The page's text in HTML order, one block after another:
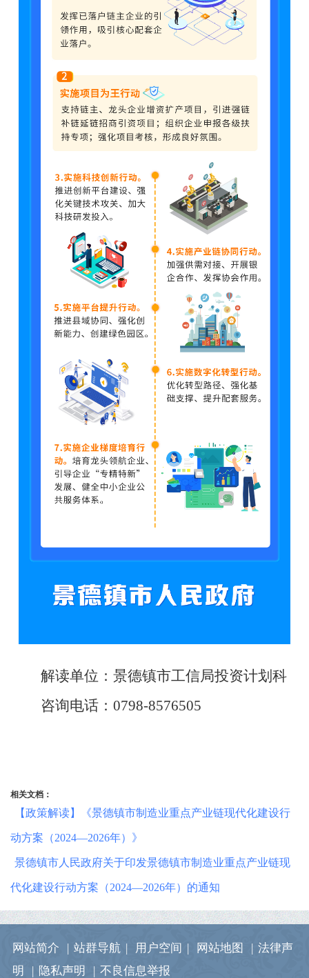
解读单位：景德镇市工信局投资计划科
咨询电话： 0798-8576505
相关文档：
【政策解读】《景德镇市制造业重点产业链现代化建设行
动方案（2024—2026年）》
景德镇市人民政府关于印发景德镇市制造业重点产业链现
代化建设行动方案（2024—2026年）的通知
网站简介 站群导航 用户空间 网站地图
法律声
明
隐私声明 不良信息举报